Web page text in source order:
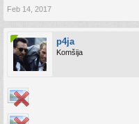
Feb 14, 2017
p4ja
Komšija